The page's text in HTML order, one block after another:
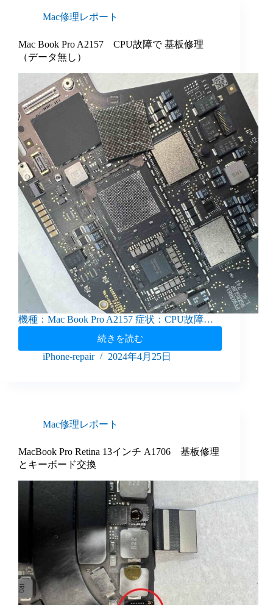
Mac修理レポート
Mac Book Pro A2157 CPU故障で 基板修理
（データ無し）
機種：Mac Book Pro A2157 症状：CPU故障…
続きを読む
iPhone-repair 2024年4月25日
Mac修理レポート
MacBook Pro Retina 13インチ A1706 基板修理
とキーボード交換